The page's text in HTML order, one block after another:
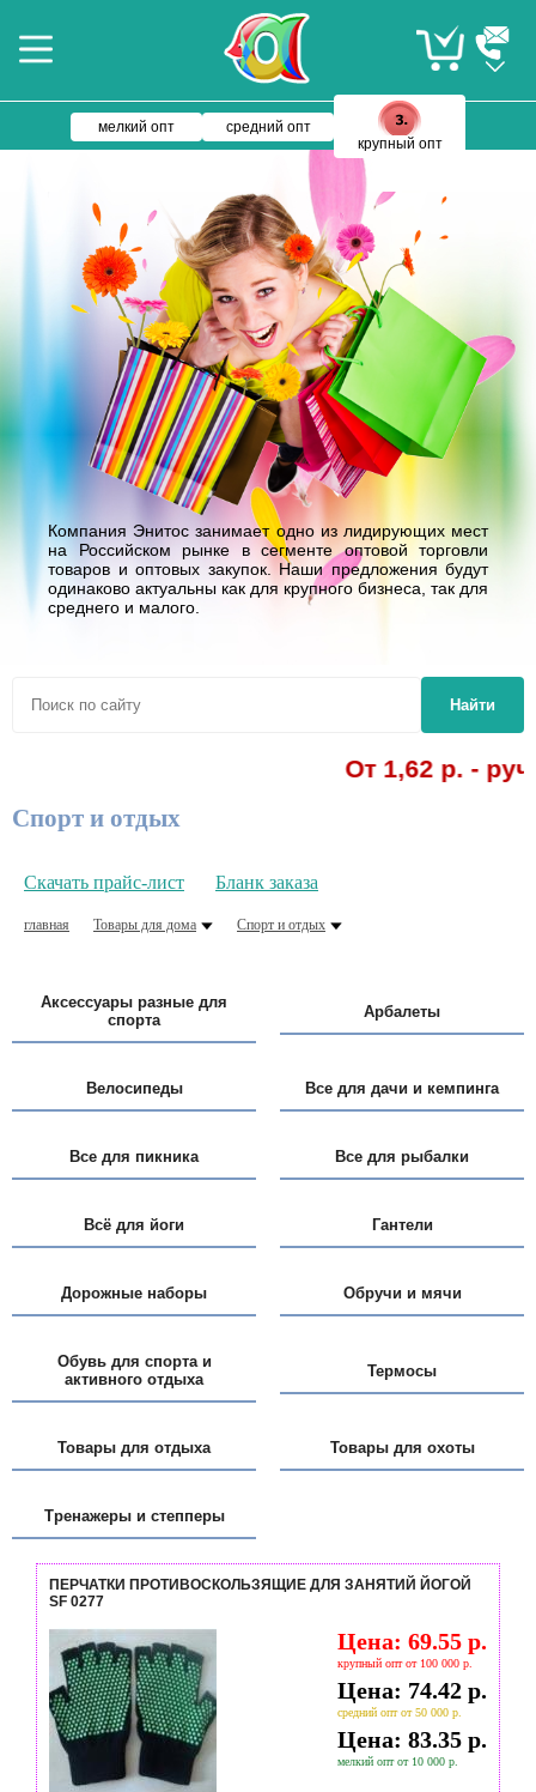
мелкий опт
средний опт
крупный опт
Компания Энитос занимает одно из лидирующих мест
на Российском рынке в сегменте оптовой торговли
товаров и оптовых закупок. Наши предложения будут
одинаково актуальны как для крупного бизнеса, так для
среднего и малого.
Найти
От 1,62 р. - ручки
Спорт и отдых
Скачать прайс-лист Бланк заказа
главная Товары для дома Спорт и отдых
Аксессуары разные для
спорта
Арбалеты
Велосипеды Все для дачи и кемпинга
Все для пикника Все для рыбалки
Всё для йоги Гантели
Дорожные наборы Обручи и мячи
Обувь для спорта и
активного отдыха
Термосы
Товары для отдыха Товары для охоты
Тренажеры и степперы
ПЕРЧАТКИ ПРОТИВОСКОЛЬЗЯЩИЕ ДЛЯ ЗАНЯТИЙ ЙОГОЙ
SF 0277
Цена: 69.55 р.
крупный опт от 100 000 р.
Цена: 74.42 р.
средний опт от 50 000 р.
Цена: 83.35 р.
мелкий опт от 10 000 р.